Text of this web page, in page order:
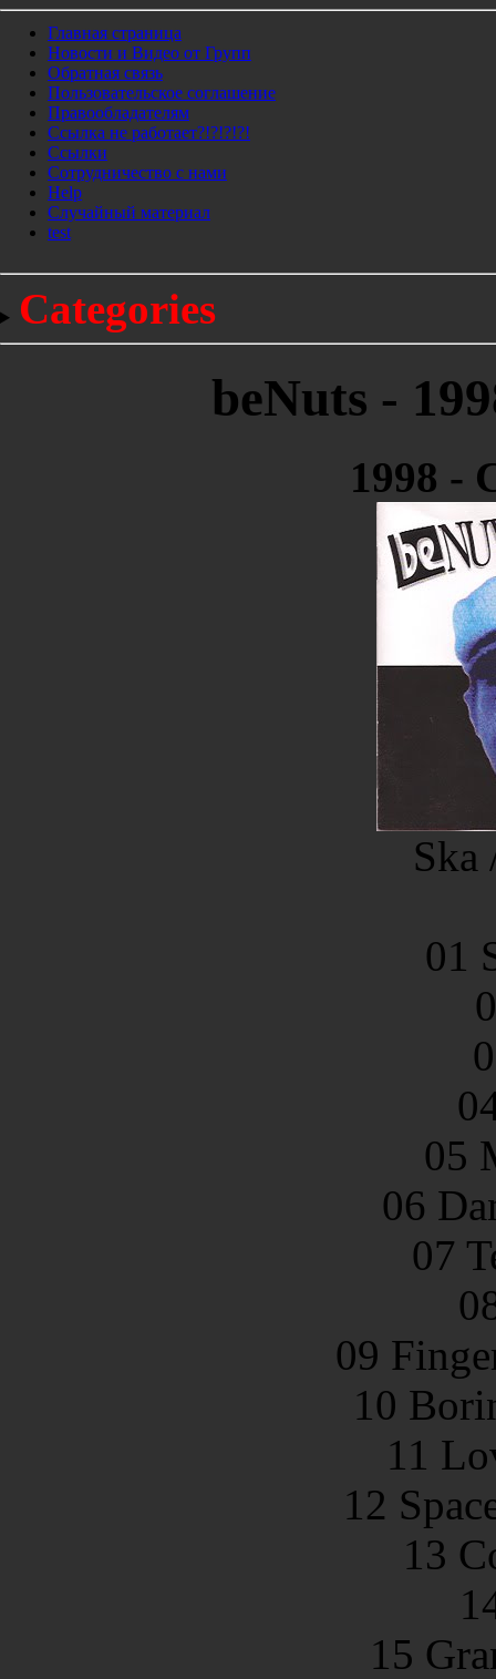
Главная страница
Новости и Видео от Групп
Обратная связь
Пользовательское соглашение
Правообладателям
Ссылка не работает?!?!?!?!
Ссылки
Сотрудничество с нами
Help
Cлучайный материал
test
Categories
beNuts -
1998 -
Ska
01
05
06
07
09
10
11
12
13
15